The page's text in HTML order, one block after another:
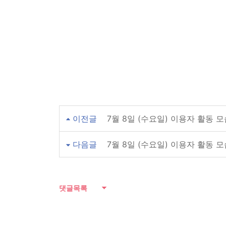
이전글 7월 8일 (수요일) 이용자 활동 모
다음글 7월 8일 (수요일) 이용자 활동 모
댓글목록